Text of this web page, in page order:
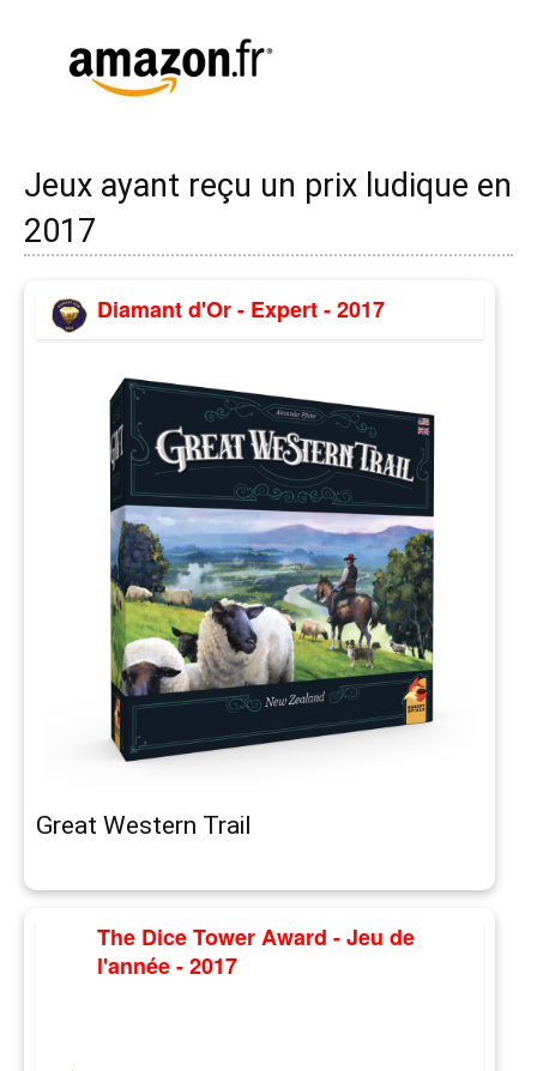
Jeux ayant reçu un prix ludique en
2017
Diamant d'Or - Expert - 2017
Great Western Trail
The Dice Tower Award - Jeu de
l'année - 2017